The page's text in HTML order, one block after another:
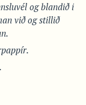
og blandið í
við og stillið